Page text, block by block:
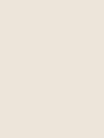
i thaistil
chili og